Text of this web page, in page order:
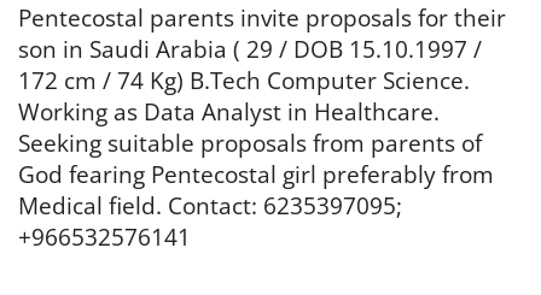
Pentecostal parents invite proposals for their
son in Saudi Arabia ( 29 / DOB 15.10.1997 /
172 cm / 74 Kg) B.Tech Computer Science.
Working as Data Analyst in Healthcare.
Seeking suitable proposals from parents of
God fearing Pentecostal girl preferably from
Medical field. Contact: 6235397095;
+966532576141